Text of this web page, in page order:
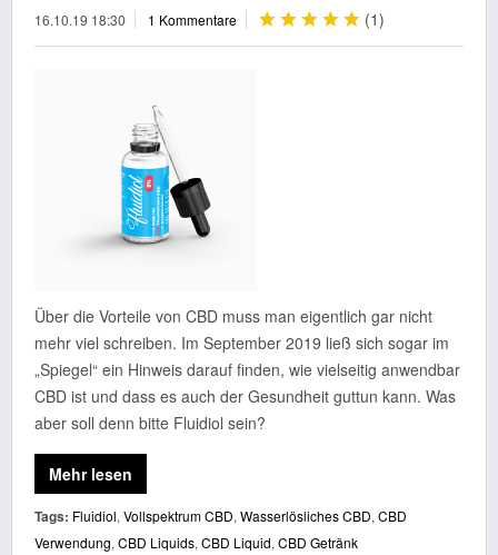
16.10.19 18:30 1 Kommentare (1)
Über die Vorteile von CBD muss man eigentlich gar nicht
mehr viel schreiben. Im September 2019 ließ sich sogar im
„Spiegel“ ein Hinweis darauf finden, wie vielseitig anwendbar
CBD ist und dass es auch der Gesundheit guttun kann. Was
aber soll denn bitte Fluidiol sein?
Mehr lesen
Tags: Fluidiol, Vollspektrum CBD, Wasserlösliches CBD, CBD
Verwendung, CBD Liquids, CBD Liquid, CBD Getränk